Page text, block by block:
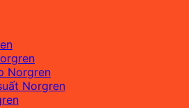
Norgren
Norgren